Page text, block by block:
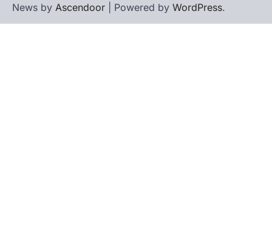
News by Ascendoor | Powered by WordPress.